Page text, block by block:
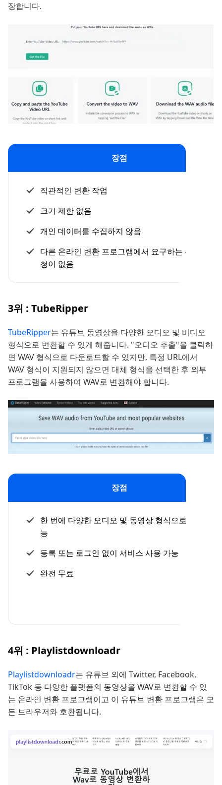
장합니다.
장점
직관적인 변환 작업
크기 제한 없음
개인 데이터를 수집하지 않음
다른 온라인 변환 프로그램에서 요구하는 쿠키 요
청이 없음
3위 : TubeRipper
TubeRipper는 유튜브 동영상을 다양한 오디오 및 비디오
형식으로 변환할 수 있게 해줍니다. "오디오 추출"을 클릭하
면 WAV 형식으로 다운로드할 수 있지만, 특정 URL에서
WAV 형식이 지원되지 않으면 대체 형식을 선택한 후 외부
프로그램을 사용하여 WAV로 변환해야 합니다.
장점
한 번에 다양한 오디오 및 동영상 형식으로 변환 가
능
등록 또는 로그인 없이 서비스 사용 가능
완전 무료
4위 : Playlistdownloadr
Playlistdownloadr는 유튜브 외에 Twitter, Facebook,
TikTok 등 다양한 플랫폼의 동영상을 WAV로 변환할 수 있
는 온라인 변환 프로그램이고 이 유튜브 변환 프로그램은 모
든 브라우저와 호환됩니다.